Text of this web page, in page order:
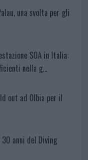
una svolta per gli
SOA in Italia:
nella g…
out ad Olbia per il
anni del Diving